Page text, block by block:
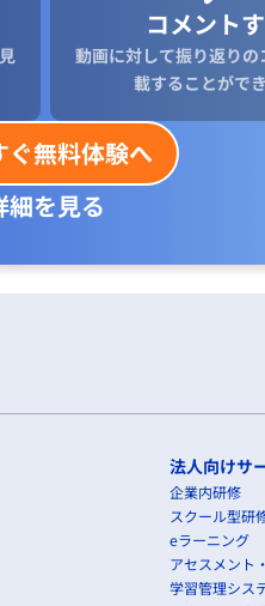
コメント
動画に対して振り返り
載することがで
ぐ無料体験へ
細を見る
法人向けサ
企業内研修
スクール型研
eラーニング
アセスメント
学習管理シス